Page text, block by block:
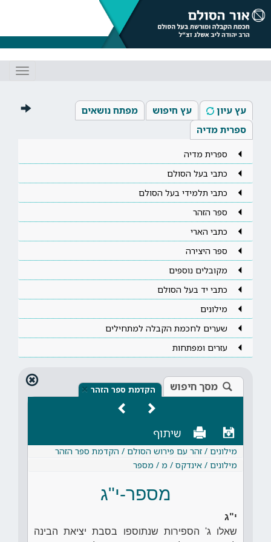
עץ עיון עץ חיפוש
מפתח נושאים
ספרית מדיה
ספרית מדיה
כתבי בעל הסולם
כתבי תלמידי בעל הסולם
ספר הזהר
כתבי הארי
ספר היצירה
מקובלים נוספים
כתבי יד בעל הסולם
מילונים
שערים לחכמת הקבלה למתחילים
עזרים ומפתחות
מסך חיפוש הקדמת ספר הזהר ×
שיתוף
מילונים / זהר עם פירוש הסולם / הקדמת ספר הזהר
מילונים / אינדקס / מ / מספר
מספר-י"ג
י"ג
שאלו ג' הספירות שנתוספו בסבת יציאת הבינה